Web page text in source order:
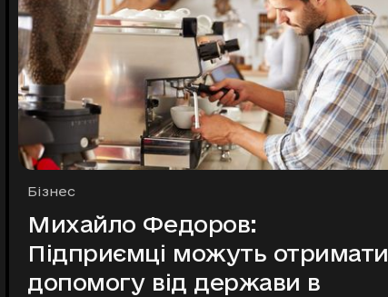
Рубрики
Бізнес
Михайло Федоров:
Підприємці можуть отримати
допомогу від держави в